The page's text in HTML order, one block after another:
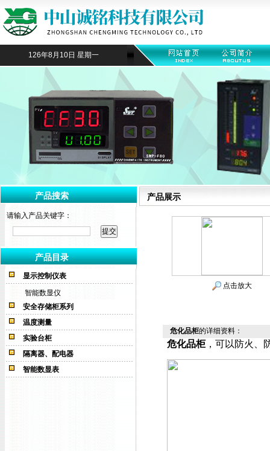
126年8月10日 星期一
产品搜索
请输入产品关键字：
产品目录
显示控制仪表
智能数显仪
安全存储柜系列
温度测量
实验台柜
隔离器、配电器
智能数显表
产品展示
点击放大
危化品柜的详细资料：
危化品柜， 可以防火、